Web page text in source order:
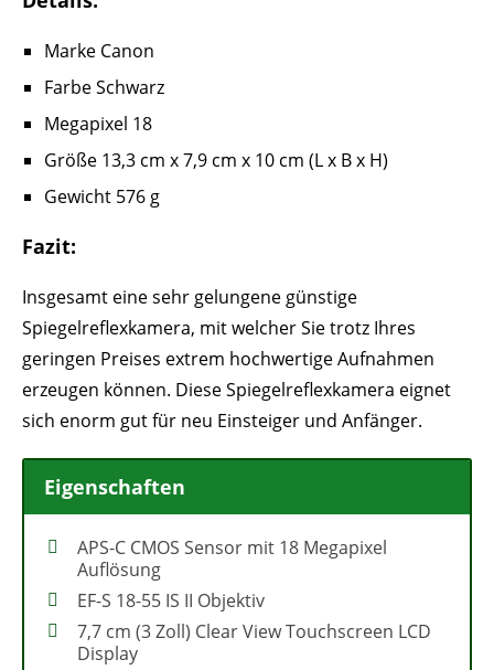
Marke Canon
Farbe Schwarz
Megapixel 18
Größe 13,3 cm x 7,9 cm x 10 cm (L x B x H)
Gewicht 576 g
Fazit:
Insgesamt eine sehr gelungene günstige
Spiegelreflexkamera, mit welcher Sie trotz Ihres
geringen Preises extrem hochwertige Aufnahmen
erzeugen können. Diese Spiegelreflexkamera eignet
sich enorm gut für neu Einsteiger und Anfänger.
Eigenschaften
APS-C CMOS Sensor mit 18 Megapixel
Auflösung
EF-S 18-55 IS II Objektiv
7,7 cm (3 Zoll) Clear View Touchscreen LCD
Display